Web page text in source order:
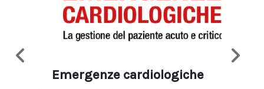
Emergenze cardiologiche